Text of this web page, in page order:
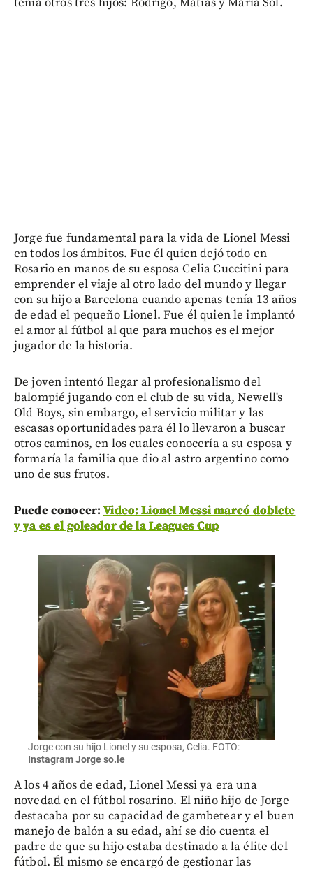
Jorge fue fundamental para la vida de Lionel Messi
en todos los ámbitos. Fue él quien dejó todo en
Rosario en manos de su esposa Celia Cuccitini para
emprender el viaje al otro lado del mundo y llegar
con su hijo a Barcelona cuando apenas tenía 13 años
de edad el pequeño Lionel. Fue él quien le implantó
el amor al fútbol al que para muchos es el mejor
jugador de la historia.
De joven intentó llegar al profesionalismo del
balompié jugando con el club de su vida, Newell's
Old Boys, sin embargo, el servicio militar y las
escasas oportunidades para él lo llevaron a buscar
otros caminos, en los cuales conocería a su esposa y
formaría la familia que dio al astro argentino como
uno de sus frutos.
Puede conocer:Video: Lionel Messi marcó doblete
y ya es el goleador de la Leagues Cup
Jorge con su hijo Lionel y su esposa, Celia. FOTO:
Instagram Jorge so.le
A los 4 años de edad, Lionel Messi ya era una
novedad en el fútbol rosarino. El niño hijo de Jorge
destacaba por su capacidad de gambetear y el buen
manejo de balón a su edad, ahí se dio cuenta el
padre de que su hijo estaba destinado a la élite del
fútbol. Él mismo se encargó de gestionar las